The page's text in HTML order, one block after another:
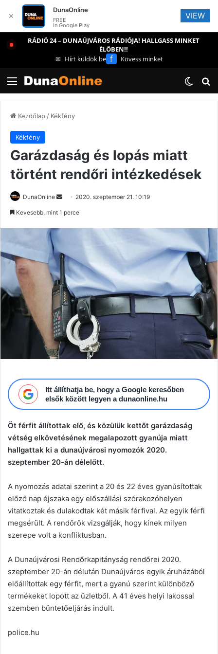
RÁDIÓ 24 – DUNAÚJVÁROS RÁDIÓJA! HALLGASS MINKET
ÉLŐBEN!!
✉ Hírt küldök be f Kövess minket
Menü
Kezdőlap/ Kékfény
Kékfény
Garázdaság és lopás miatt
történt rendőri intézkedések
DunaOnline
Send 2020. szeptember 21. 10:19
Kevesebb, mint 1 perce
Itt állíthatja be, hogy a Google keresőben
elsők között legyen a dunaonline.hu
Öt férfit állítottak elő, és közülük kettőt garázdaság
vétség elkövetésének megalapozott gyanúja miatt
hallgattak ki a dunaújvárosi nyomozók 2020.
szeptember 20-án délelőtt.
A nyomozás adatai szerint a 20 és 22 éves gyanúsítottak
előző nap éjszaka egy előszállási szórakozóhelyen
vitatkoztak és dulakodtak két másik férfival. Az egyik férfi
megsérült. A rendőrök vizsgálják, hogy kinek milyen
szerepe volt a konfliktusban.
A Dunaújvárosi Rendőrkapitányság rendőrei 2020.
szeptember 20-án délután Dunaújváros egyik áruházából
előállítottak egy férfit, mert a gyanú szerint különböző
termékeket lopott az üzletből. A 41 éves helyi lakossal
szemben büntetőeljárás indult.
police.hu
✕
DunaOnline
FREE
In Google Play
VIEW